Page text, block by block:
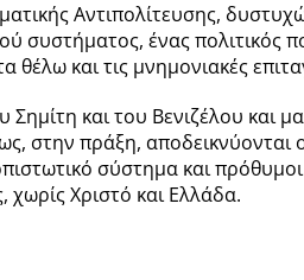
Αντιπολίτευσης,
συστήματος, ένας πολιτικός
θέλω και τις μνημονιακές
Σημίτη και του Βενιζέλου
στην πράξη, αποδεικνύονται
σύστημα και
χωρίς Χριστό και Ελλάδα.